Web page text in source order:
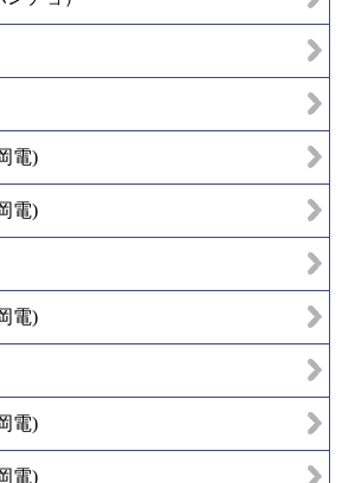
電)
電)
電)
電)
電)